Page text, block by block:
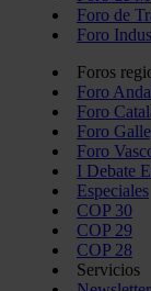
Foro de
Foro
Foros
Foro
Foro
Foro
Foro
I Debate
Especiales
COP 30
COP 29
COP 28
Servicios